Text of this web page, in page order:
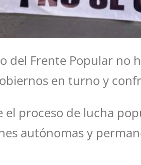
del Frente Popular no
en turno y
el proceso de lucha
autónomas y